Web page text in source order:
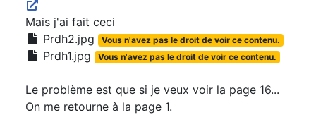
Mais j'ai fait ceci
Prdh2.jpg
Vous n'avez pas le droit de voir ce contenu.
Prdh1.jpg Vous n'avez pas le droit de voir ce contenu.
Le problème est que si je veux voir la page 16...
On me retourne à la page 1.